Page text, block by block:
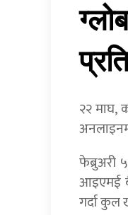
२२ माघ,
फेब्रुअरी
आइएमई
गर्दा कुल